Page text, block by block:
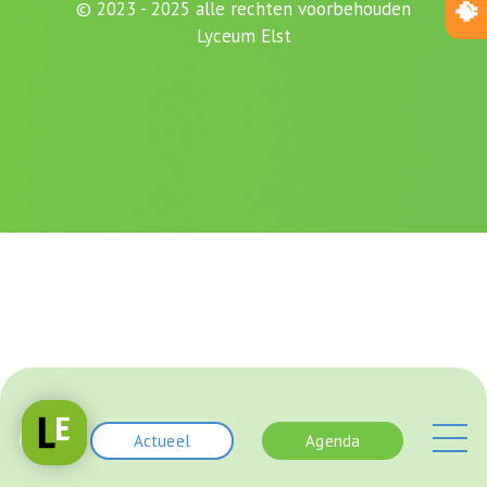
Actueel Agenda
© 2023 - 2025 alle rechten voorbehouden
Lyceum Elst